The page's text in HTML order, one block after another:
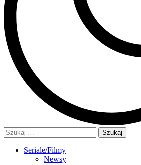
Szukaj:
Seriale/Filmy
Newsy